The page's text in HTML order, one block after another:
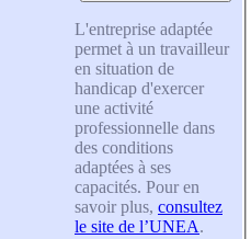
L'entreprise adaptée
permet à un travailleur
en situation de
handicap d'exercer
une activité
professionnelle dans
des conditions
adaptées à ses
capacités. Pour en
savoir plus, consultez
le site de l’UNEA.